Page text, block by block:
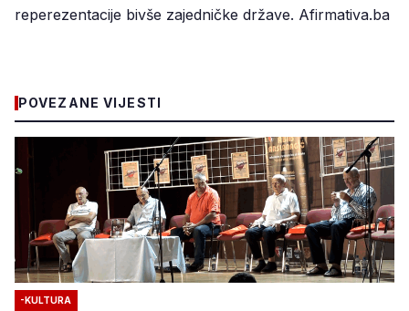
reperezentacije bivše zajedničke države. Afirmativa.ba
POVEZANE VIJESTI
-KULTURA